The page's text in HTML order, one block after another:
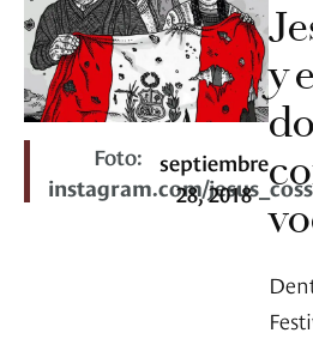
Foto:
instagram.com/
septiembre
28, 2018
y